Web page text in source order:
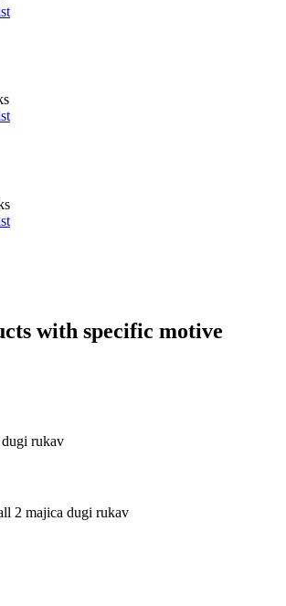
with specific motive